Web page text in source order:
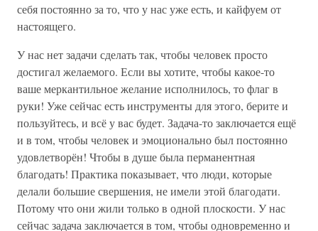
себя постоянно за то, что у нас уже есть, и кайфуем от
настоящего.
У нас нет задачи сделать так, чтобы человек просто
достигал желаемого. Если вы хотите, чтобы какое-то
ваше меркантильное желание исполнилось, то флаг в
руки! Уже сейчас есть инструменты для этого, берите и
пользуйтесь, и всё у вас будет. Задача-то заключается ещё
и в том, чтобы человек и эмоционально был постоянно
удовлетворён! Чтобы в душе была перманентная
благодать! Практика показывает, что люди, которые
делали большие свершения, не имели этой благодати.
Потому что они жили только в одной плоскости. У нас
сейчас задача заключается в том, чтобы одновременно и